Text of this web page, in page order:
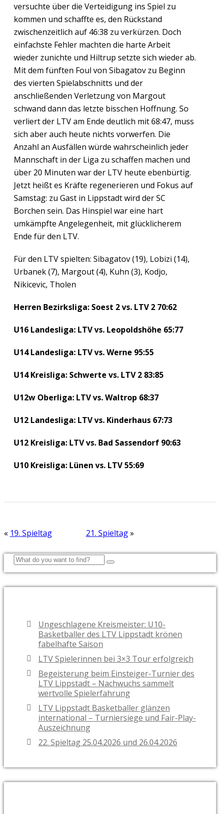
versuchte über die Verteidigung ins Spiel zu
kommen und schaffte es, den Rückstand
zwischenzeitlich auf 46:38 zu verkürzen. Doch
einfachste Fehler machten die harte Arbeit
wieder zunichte und Hiltrup setzte sich wieder ab.
Mit dem fünften Foul von Sibagatov zu Beginn
des vierten Spielabschnitts und der
anschließenden Verletzung von Margout
schwand dann das letzte bisschen Hoffnung. So
verliert der LTV am Ende deutlich mit 68:47, muss
sich aber auch heute nichts vorwerfen. Die
Anzahl an Ausfällen würde wahrscheinlich jeder
Mannschaft in der Liga zu schaffen machen und
über 20 Minuten war der LTV heute ebenbürtig.
Jetzt heißt es Kräfte regenerieren und Fokus auf
Samstag: zu Gast in Lippstadt wird der SC
Borchen sein. Das Hinspiel war eine hart
umkämpfte Angelegenheit, mit glücklicherem
Ende für den LTV.
Für den LTV spielten: Sibagatov (19), Lobizi (14),
Urbanek (7), Margout (4), Kuhn (3), Kodjo,
Nikicevic, Tholen
Herren Bezirksliga: Soest 2 vs. LTV 2 70:62
U16 Landesliga: LTV vs. Leopoldshöhe 65:77
U14 Landesliga: LTV vs. Werne 95:55
U14 Kreisliga: Schwerte vs. LTV 2 83:85
U12w Oberliga: LTV vs. Waltrop 68:37
U12 Landesliga: LTV vs. Kinderhaus 67:73
U12 Kreisliga: LTV vs. Bad Sassendorf 90:63
U10 Kreisliga: Lünen vs. LTV 55:69
« 19. Spieltag 21. Spieltag»
Ungeschlagene Kreismeister: U10-
Basketballer des LTV Lippstadt krönen
fabelhafte Saison
LTV Spielerinnen bei 3×3 Tour erfolgreich
Begeisterung beim Einsteiger-Turnier des
LTV Lippstadt – Nachwuchs sammelt
wertvolle Spielerfahrung
LTV Lippstadt Basketballer glänzen
international – Turniersiege und Fair-Play-
Auszeichnung
22. Spieltag 25.04.2026 und 26.04.2026